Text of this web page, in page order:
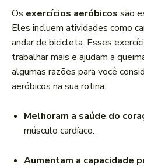
Os exercícios aeróbicos são
Eles incluem atividades como
andar de bicicleta. Esses
trabalhar mais e ajudam a
algumas razões para você
aeróbicos na sua rotina:
Melhoram a saúde do
músculo cardíaco.
Aumentam a capacidade